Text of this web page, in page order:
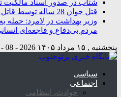
شتاب در صدور اسناد
قتل جوان 28 ساله توسط قاتل 15 ساله در کازرون
وزیر بهداشت در لامرد: حمله
مردم بی‌دفاع و فاجعه‌ای
پنجشنبه , ۱۵ مرداد ۱۴۰۵ 2026 - 08 - 06
سیاسی
اجتماعی
حوادث، انتظامی